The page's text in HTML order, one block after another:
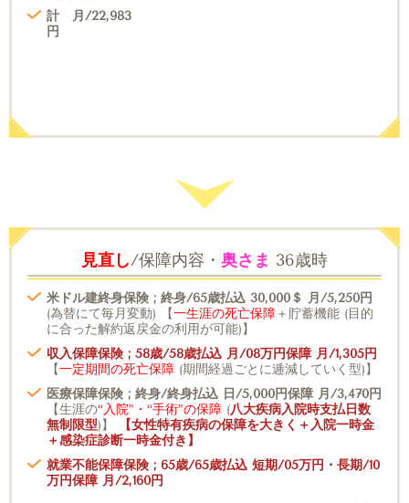
計 月/22,983
円
見直し/保障内容・ 奥さま 36歳時
米ドル建終身保険 ; 終身/65歳払込 30,000＄ 月/5,250円
(為替にて毎月変動) 【一生涯の死亡保障＋貯蓄機能 (目的
に合った解約返戻金の利用が可能)】
収入保障保険 ; 58歳/58歳払込 月/08万円保障 月/1,305円
【一定期間の死亡保障 (期間経過ごとに逓減していく型)】
医療保障保険 ; 終身/終身払込 日/5,000円保障 月/3,470円
【生涯の“入院”・“手術”の保障 (八大疾病入院時支払日数
無制限型)】
【女性特有疾病の保障を大きく＋入院一時金
＋感染症診断一時金付き】
就業不能保障保険 ; 65歳/65歳払込 短期/05万円・長期/10
万円保障 月/2,160円